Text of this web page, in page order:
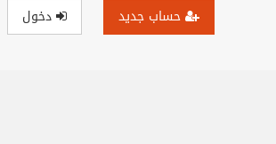
حساب جديد دخول